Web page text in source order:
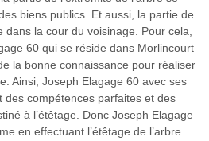
biens publics. Et aussi, la partie de
dans la cour du voisinage. Pour cela,
60 qui se réside dans Morlincourt
la bonne connaissance pour réaliser
Ainsi, Joseph Elagage 60 avec ses
des compétences parfaites et des
à l’étêtage. Donc Joseph Elagage
en effectuant l’étêtage de l’arbre